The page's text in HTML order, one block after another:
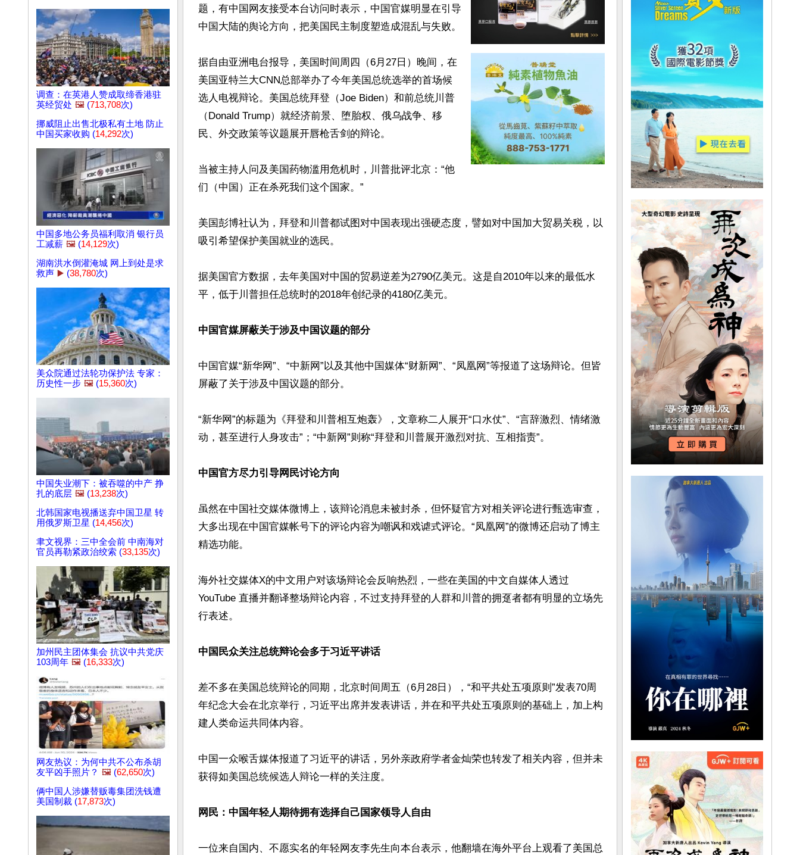
调查：在英港人赞成取缔香港驻
英经贸处 🖼️ (713,708次)
挪威阻止出售北极私有土地 防止
中国买家收购 (14,292次)
中国多地公务员福利取消 银行员
工减薪 🖼️ (14,129次)
湖南洪水倒灌淹城 网上到处是求
救声 ▶️ (38,780次)
美众院通过法轮功保护法 专家：
历史性一步 🖼️ (15,360次)
中国失业潮下：被吞噬的中产 挣
扎的底层 🖼️ (13,238次)
北韩国家电视播送弃中国卫星 转
用俄罗斯卫星 (14,456次)
聿文视界：三中全会前 中南海对
官员再勒紧政治绞索 (33,135次)
加州民主团体集会 抗议中共党庆
103周年 🖼️ (16,333次)
网友热议：为何中共不公布杀胡
友平凶手照片？ 🖼️ (62,650次)
俩中国人涉嫌替贩毒集团洗钱遭
美国制裁 (17,873次)
题，有中国网友接受本台访问时表示，中国官媒明显在引导
中国大陆的舆论方向，把美国民主制度塑造成混乱与失败。
据自由亚洲电台报导，美国时间周四（6月27日）晚间，在
美国亚特兰大CNN总部举办了今年美国总统选举的首场候
选人电视辩论。美国总统拜登（Joe Biden）和前总统川普
（Donald Trump）就经济前景、堕胎权、俄乌战争、移
民、外交政策等议题展开唇枪舌剑的辩论。
当被主持人问及美国药物滥用危机时，川普批评北京：“他
们（中国）正在杀死我们这个国家。”
美国彭博社认为，拜登和川普都试图对中国表现出强硬态度，譬如对中国加大贸易关税，以
吸引希望保护美国就业的选民。
据美国官方数据，去年美国对中国的贸易逆差为2790亿美元。这是自2010年以来的最低水
平，低于川普担任总统时的2018年创纪录的4180亿美元。
中国官媒屏蔽关于涉及中国议题的部分
中国官媒“新华网”、“中新网”以及其他中国媒体“财新网”、“凤凰网”等报道了这场辩论。但皆
屏蔽了关于涉及中国议题的部分。
“新华网”的标题为《拜登和川普相互炮轰》，文章称二人展开“口水仗”、“言辞激烈、情绪激
动，甚至进行人身攻击”；“中新网”则称“拜登和川普展开激烈对抗、互相指责”。
中国官方尽力引导网民讨论方向
虽然在中国社交媒体微博上，该辩论消息未被封杀，但怀疑官方对相关评论进行甄选审查，
大多出现在中国官媒帐号下的评论内容为嘲讽和戏谑式评论。“凤凰网”的微博还启动了博主
精选功能。
海外社交媒体X的中文用户对该场辩论会反响热烈，一些在美国的中文自媒体人透过
YouTube 直播并翻译整场辩论内容，不过支持拜登的人群和川普的拥趸者都有明显的立场先
行表述。
中国民众关注总统辩论会多于习近平讲话
差不多在美国总统辩论的同期，北京时间周五（6月28日），“和平共处五项原则”发表70周
年纪念大会在北京举行，习近平出席并发表讲话，并在和平共处五项原则的基础上，加上构
建人类命运共同体内容。
中国一众喉舌媒体报道了习近平的讲话，另外亲政府学者金灿荣也转发了相关内容，但并未
获得如美国总统候选人辩论一样的关注度。
网民：中国年轻人期待拥有选择自己国家领导人自由
一位来自国内、不愿实名的年轻网友李先生向本台表示，他翻墙在海外平台上观看了美国总